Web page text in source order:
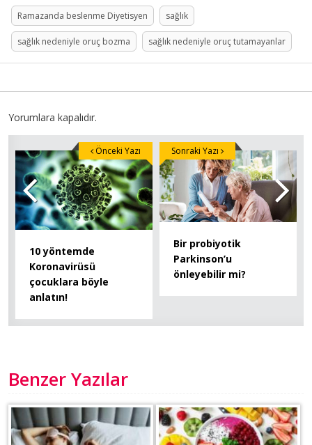
Ramazanda beslenme Diyetisyen sağlık
sağlık nedeniyle oruç bozma sağlık nedeniyle oruç tutamayanlar
Yorumlara kapalıdır.
10 yöntemde
Koronavirüsü
çocuklara böyle
anlatın!
Önceki Yazı
Bir probiyotik
Parkinson’u
önleyebilir mi?
Sonraki Yazı
Benzer Yazılar